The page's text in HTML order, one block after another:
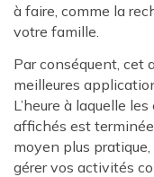
à faire, comme la
votre famille.
Par conséquent, cet
meilleures
L’heure à laquelle
affichés est
moyen plus
gérer vos activités